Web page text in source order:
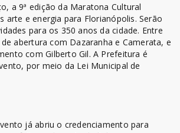
a 9ª edição da Maratona Cultural
arte e energia para Florianópolis. Serão
para os 350 anos da cidade. Entre
abertura com Dazaranha e Camerata, e
com Gilberto Gil. A Prefeitura é
por meio da Lei Municipal de
já abriu o credenciamento para